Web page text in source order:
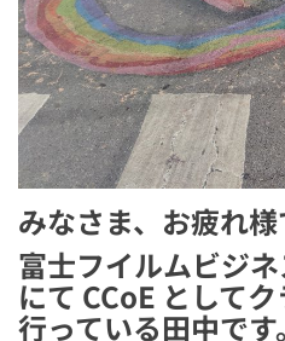
みなさま、お疲れ様
富士フイルムビジ
にて CCoE として
行っている田中です。